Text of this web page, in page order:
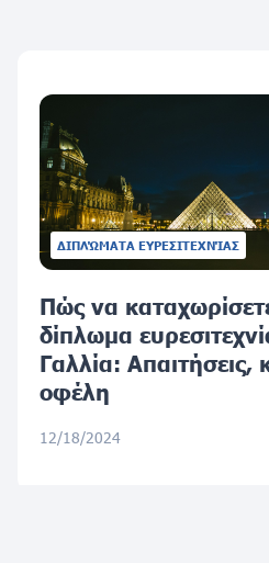
ΔΙΠΛΏΜΑΤΑ ΕΥΡΕΣΙΤΕΧΝΊΑΣ
Πώς να
δίπλωμα
Γαλλία: Απαιτήσεις,
οφέλη
12/18/2024